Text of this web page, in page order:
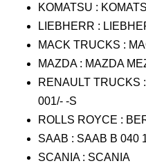
KOMATSU :
LIEBHERR :
MACK TRUCKS :
MAZDA : MAZDA
RENAULT TRUCKS
001/- -S
ROLLS ROYCE :
SAAB : SAAB B 040
SCANIA : SCANIA